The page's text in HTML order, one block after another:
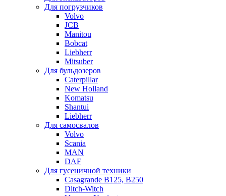
Для погрузчиков
Volvo
JCB
Manitou
Bobcat
Liebherr
Mitsuber
Для бульдозеров
Caterpillar
New Holland
Komatsu
Shantui
Liebherr
Для самосвалов
Volvo
Scania
MAN
DAF
Для гусеничной техники
Casagrande B125, B250
Ditch-Witch